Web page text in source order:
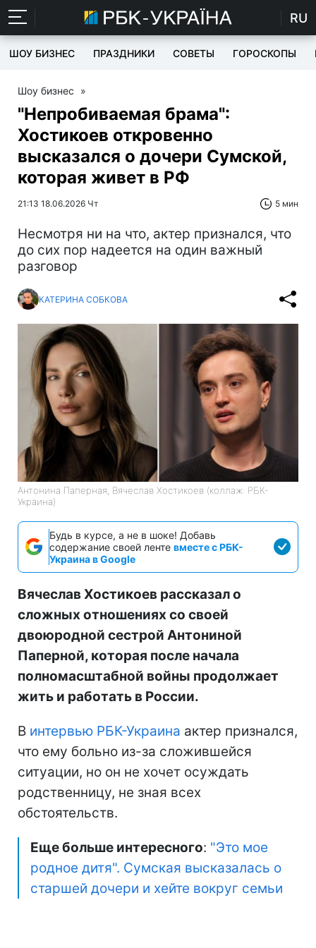
RU
ШОУ БИЗНЕС ПРАЗДНИКИ СОВЕТЫ ГОРОСКОПЫ
Шоу бизнес »
"Непробиваемая брама":
Хостикоев откровенно
высказался о дочери Сумской,
которая живет в РФ
21:13 18.06.2026 Чт 5 мин
Несмотря ни на что, актер признался, что
до сих пор надеется на один важный
разговор
КАТЕРИНА СОБКОВА
Антонина Паперная, Вячеслав Хостикоев (коллаж: РБК-
Украина)
Будь в курсе, а не в шоке! Добавь
содержание своей ленте вместе с РБК-
Украина в Google
Вячеслав Хостикоев рассказал о
сложных отношениях со своей
двоюродной сестрой Антониной
Паперной, которая после начала
полномасштабной войны продолжает
жить и работать в России.
В интервью РБК-Украина актер признался,
что ему больно из-за сложившейся
ситуации, но он не хочет осуждать
родственницу, не зная всех
обстоятельств.
Еще больше интересного: "Это мое
родное дитя". Сумская высказалась о
старшей дочери и хейте вокруг семьи